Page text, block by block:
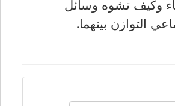
وكيف تشوه وسائل
التوازن بينهما.